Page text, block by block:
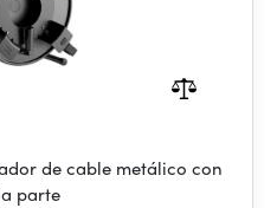
de cable metálico con
parte